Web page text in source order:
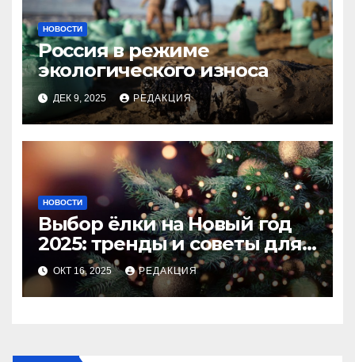
НОВОСТИ
Россия в режиме
экологического износа
ДЕК 9, 2025 РЕДАКЦИЯ
НОВОСТИ
Выбор ёлки на Новый год
2025: тренды и советы для
идеального праздника
ОКТ 16, 2025 РЕДАКЦИЯ